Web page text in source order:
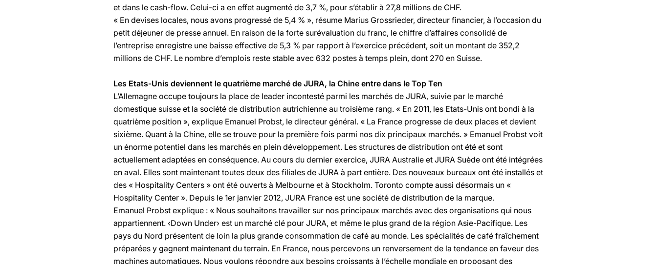
et dans le cash-flow. Celui-ci a en effet augmenté de 3,7 %, pour s’établir à 27,8 millions de CHF.
« En devises locales, nous avons progressé de 5,4 % », résume Marius Grossrieder, directeur financier, à l’occasion du
petit déjeuner de presse annuel. En raison de la forte surévaluation du franc, le chiffre d’affaires consolidé de
l’entreprise enregistre une baisse effective de 5,3 % par rapport à l’exercice précédent, soit un montant de 352,2
millions de CHF. Le nombre d’emplois reste stable avec 632 postes à temps plein, dont 270 en Suisse.
Les Etats-Unis deviennent le quatrième marché de JURA, la Chine entre dans le Top Ten
L’Allemagne occupe toujours la place de leader incontesté parmi les marchés de JURA, suivie par le marché
domestique suisse et la société de distribution autrichienne au troisième rang. « En 2011, les Etats-Unis ont bondi à la
quatrième position », explique Emanuel Probst, le directeur général. « La France progresse de deux places et devient
sixième. Quant à la Chine, elle se trouve pour la première fois parmi nos dix principaux marchés. » Emanuel Probst voit
un énorme potentiel dans les marchés en plein développement. Les structures de distribution ont été et sont
actuellement adaptées en conséquence. Au cours du dernier exercice, JURA Australie et JURA Suède ont été intégrées
en aval. Elles sont maintenant toutes deux des filiales de JURA à part entière. Des nouveaux bureaux ont été installés et
des « Hospitality Centers » ont été ouverts à Melbourne et à Stockholm. Toronto compte aussi désormais un «
Hospitality Center ». Depuis le 1er janvier 2012, JURA France est une société de distribution de la marque.
Emanuel Probst explique : « Nous souhaitons travailler sur nos principaux marchés avec des organisations qui nous
appartiennent. ‹Down Under› est un marché clé pour JURA, et même le plus grand de la région Asie-Pacifique. Les
pays du Nord présentent de loin la plus grande consommation de café au monde. Les spécialités de café fraîchement
préparées y gagnent maintenant du terrain. En France, nous percevons un renversement de la tendance en faveur des
machines automatiques. Nous voulons répondre aux besoins croissants à l’échelle mondiale en proposant des